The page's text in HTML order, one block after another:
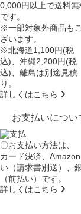
0,000円以上で送料無
です。
※一部対象外商品も
ざいます。
※北海道1,100円(税
込)、沖縄2,200円(税
込)、離島は別途見積
り。
詳しくはこちら
お支払いについ
〇お支払い方法は、
カード決済、
い（請求書別送）、
（前払い）です。
詳しくはこちら